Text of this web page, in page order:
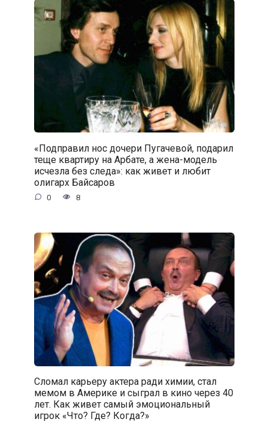
«Подправил нос дочери Пугачевой, подарил
теще квартиру на Арбате, а жена-модель
исчезла без следа»: как живет и любит
олигарх Байсаров
0 8
Сломал карьеру актера ради химии, стал
мемом в Америке и сыграл в кино через 40
лет. Как живет самый эмоциональный
игрок «Что? Где? Когда?»